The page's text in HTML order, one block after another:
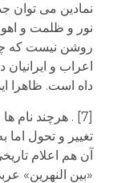
نمادین می توان
نور و ظلمت و
روشن نیست که
اعراب و
داه است. ظاهرا
[7] . هرچند نام
تغییر و تحول اما
آن هم اعلام
«بین النهرین»